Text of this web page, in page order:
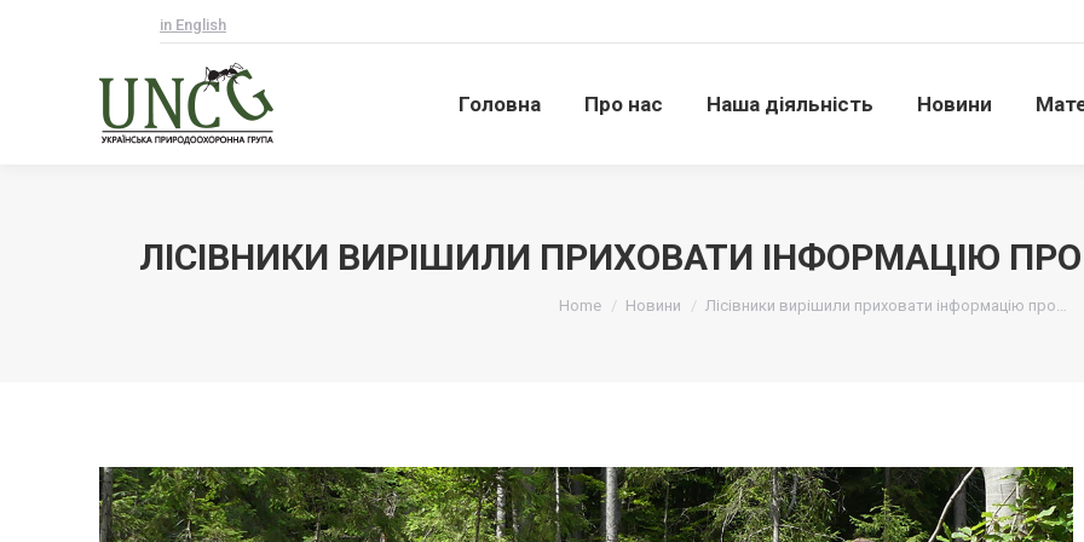
in English
Головна Про нас Наша діяльність Новини
ЛІСІВНИКИ ВИРІШИЛИ ПРИХОВАТИ ІНФОРМАЦІЮ
Home Новини Лісівники вирішили приховати інформацію про…
Головна Про нас Наша діяльність Новини